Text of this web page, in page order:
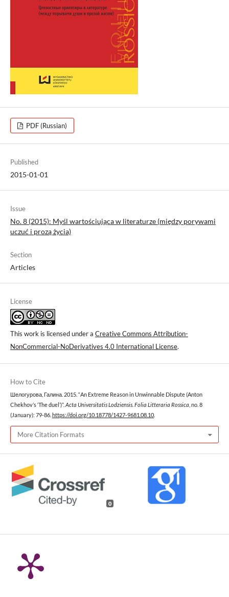
PDF (Russian)
Published
2015-01-01
Issue
No. 8 (2015): Myśl wartościująca w literaturze (między porywami
uczuć i prozą życia)
Section
Articles
License
This work is licensed under a Creative Commons Attribution-
NonCommercial-NoDerivatives 4.0 International License.
How to Cite
Шелогурова, Галина. 2015. “An Extreme Reason in Unwinnable Dispute (Anton
Chekhov’s ‘The duel’)”. Acta Universitatis Lodziensis. Folia Litteraria Rossica , no. 8
(January): 79-86. https://doi.org/10.18778/1427-9681.08.10
More Citation Formats
0